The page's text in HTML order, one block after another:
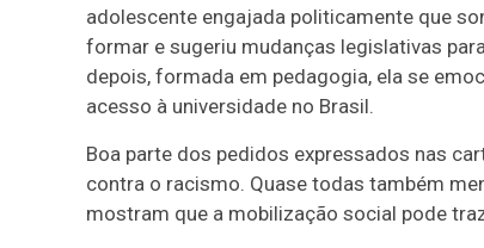
adolescente engajada politicamente que
formar e sugeriu mudanças legislativas
depois, formada em pedagogia, ela se
acesso à universidade no Brasil.
Boa parte dos pedidos expressados nas
contra o racismo. Quase todas também
mostram que a mobilização social pode